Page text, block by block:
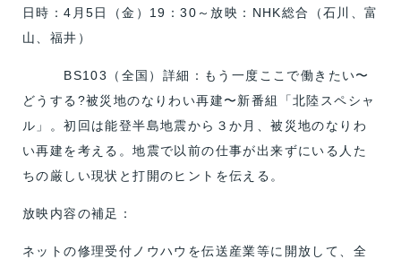
日時：4月5日（金）19：30～放映：NHK総合（石川、富
山、福井）
BS103（全国）詳細：もう一度ここで働きたい〜
どうする?被災地のなりわい再建〜新番組「北陸スペシャ
ル」。初回は能登半島地震から３か月、被災地のなりわ
い再建を考える。地震で以前の仕事が出来ずにいる人た
ちの厳しい現状と打開のヒントを伝える。
放映内容の補足：
ネットの修理受付ノウハウを伝送産業等に開放して、全